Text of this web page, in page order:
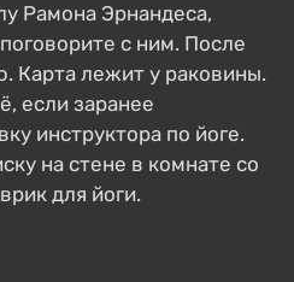
Рамона Эрнандеса,
с ним. После
Карта лежит у раковины.
если заранее
инструктора по йоге.
на стене в комнате со
для йоги.